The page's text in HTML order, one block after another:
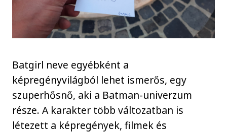
Batgirl neve egyébként a
képregényvilágból lehet ismerős, egy
szuperhősnő, aki a Batman-univerzum
része. A karakter több változatban is
létezett a képregények, filmek és